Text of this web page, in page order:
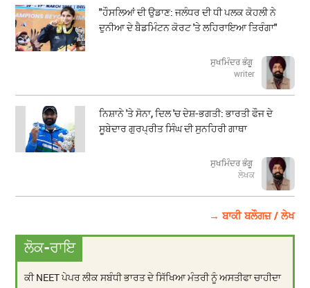
"ਹੌਸਲਿਆਂ ਦੀ ਉਡਾਣ: ਜਲੰਧਰ ਦੀ ਧੀ ਪਲਕ ਕੋਹਲੀ ਨੇ
ਦੁਨੀਆ ਦੇ ਬੈਡਮਿੰਟਨ ਕੋਰਟ 'ਤੇ ਲਹਿਰਾਇਆ ਤਿਰੰਗਾ"
ਸੁਖਮਿੰਦਰ ਭੰਗੂ
writer
ਨਿਸ਼ਾਨੇ 'ਤੇ ਸੋਨਾ, ਦਿਲ 'ਚ ਦੇਸ਼-ਭਗਤੀ: ਭਾਰਤੀ ਫੌਜ ਦੇ
ਸੂਬੇਦਾਰ ਗੁਰਪ੍ਰੀਤ ਸਿੰਘ ਦੀ ਸੁਨਹਿਰੀ ਗਾਥਾ
ਸੁਖਮਿੰਦਰ ਭੰਗੂ
ਲੇਖਕ
→ ਬਾਕੀ ਬਲੌਗਜ਼ / ਲੇਖ
ਲੋਕ-ਰਾਇ
ਕੀ NEET ਪੇਪਰ ਲੀਕ ਸਬੰਧੀ ਭਾਰਤ ਦੇ ਸਿੱਖਿਆ ਮੰਤਰੀ ਨੂੰ ਅਸਤੀਫਾ ਚਾਹੀਦਾ